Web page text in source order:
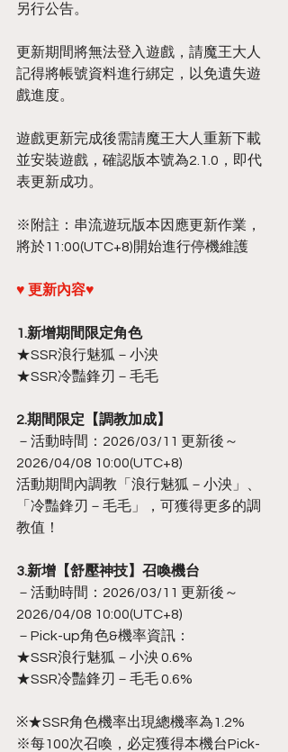
另行公告。
更新期間將無法登入遊戲，請魔王大人
記得將帳號資料進行綁定，以免遺失遊
戲進度。
遊戲更新完成後需請魔王大人重新下載
並安裝遊戲，確認版本號為2.1.0，即代
表更新成功。
※附註：串流遊玩版本因應更新作業，
將於11:00(UTC+8)開始進行停機維護
♥ 更新內容♥
1.新增期間限定角色
★SSR浪行魅狐－小泱
★SSR冷豔鋒刃－毛毛
2.期間限定【調教加成】
－活動時間：2026/03/11 更新後～
2026/04/08 10:00(UTC+8)
活動期間內調教「浪行魅狐－小泱」、
「冷豔鋒刃－毛毛」，可獲得更多的調
教值！
3.新增【舒壓神技】召喚機台
－活動時間：2026/03/11 更新後～
2026/04/08 10:00(UTC+8)
－Pick-up角色&機率資訊：
★SSR浪行魅狐－小泱 0.6%
★SSR冷豔鋒刃－毛毛 0.6%
※★SSR角色機率出現總機率為1.2%
※每100次召喚，必定獲得本機台Pick-